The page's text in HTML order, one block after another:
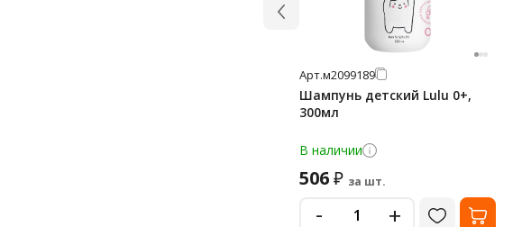
Арт.м2099189
Шампунь детский Lulu 0+,
300мл
В наличии
506₽ за шт.
- +